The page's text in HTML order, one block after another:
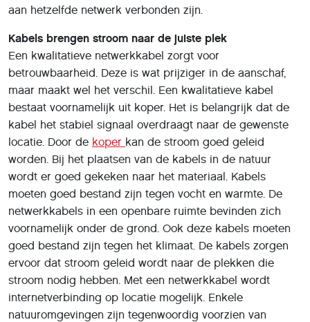
aan hetzelfde netwerk verbonden zijn.
Kabels brengen stroom naar de juiste plek
Een kwalitatieve netwerkkabel zorgt voor
betrouwbaarheid. Deze is wat prijziger in de aanschaf,
maar maakt wel het verschil. Een kwalitatieve kabel
bestaat voornamelijk uit koper. Het is belangrijk dat de
kabel het stabiel signaal overdraagt naar de gewenste
locatie. Door de koper kan de stroom goed geleid
worden. Bij het plaatsen van de kabels in de natuur
wordt er goed gekeken naar het materiaal. Kabels
moeten goed bestand zijn tegen vocht en warmte. De
netwerkkabels in een openbare ruimte bevinden zich
voornamelijk onder de grond. Ook deze kabels moeten
goed bestand zijn tegen het klimaat. De kabels zorgen
ervoor dat stroom geleid wordt naar de plekken die
stroom nodig hebben. Met een netwerkkabel wordt
internetverbinding op locatie mogelijk. Enkele
natuuromgevingen zijn tegenwoordig voorzien van